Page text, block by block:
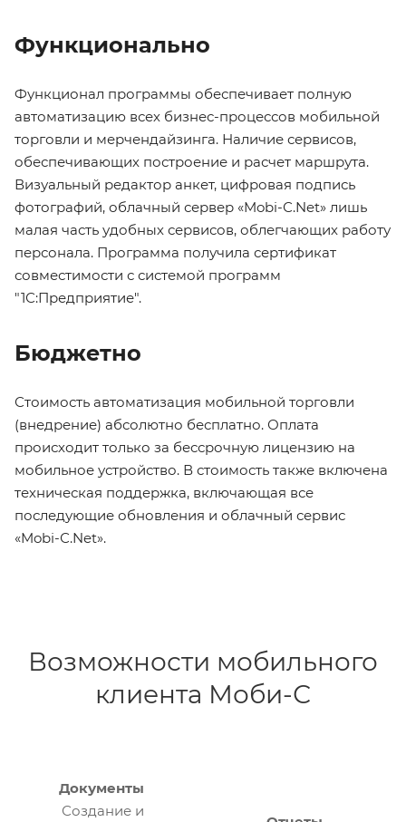
Функционально
Функционал программы обеспечивает полную
автоматизацию всех бизнес-процессов мобильной
торговли и мерчендайзинга. Наличие сервисов,
обеспечивающих построение и расчет маршрута.
Визуальный редактор анкет, цифровая подпись
фотографий, облачный сервер «Mobi-С.Net» лишь
малая часть удобных сервисов, облегчающих работу
персонала. Программа получила сертификат
совместимости с системой программ
"1С:Предприятие".
Бюджетно
Стоимость автоматизация мобильной торговли
(внедрение) абсолютно бесплатно. Оплата
происходит только за бессрочную лицензию на
мобильное устройство. В стоимость также включена
техническая поддержка, включающая все
последующие обновления и облачный сервис
«Mobi-С.Net».
Возможности мобильного
клиента Моби-С
Документы
Создание и